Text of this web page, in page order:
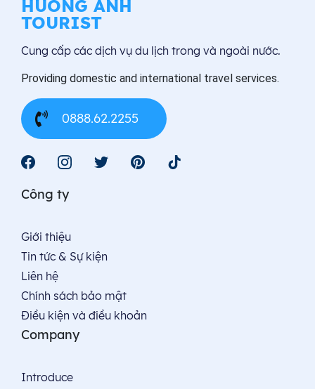
–
LUANG
HUONG ANH
TOURIST
Cung cấp các dịch vụ du lịch trong và ngoài nước.
Providing domestic and international travel services.
0888.62.2255
Công ty
Giới thiệu
Tin tức & Sự kiện
Liên hệ
Chính sách bảo mật
Điều kiện và điều khoản
Company
Introduce